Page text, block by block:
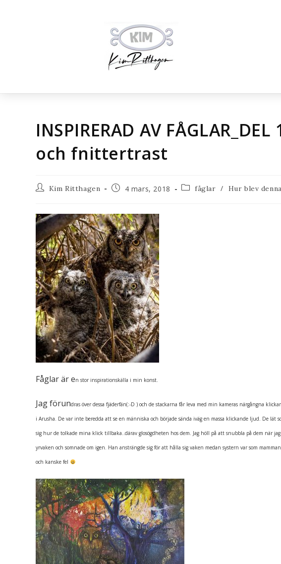
INSPIRERAD AV
och fnittertrast
Kim Ritthagen 4 mars, 2018 fåglar / Hur blev
Fåglar är en stor inspirationskälla i min konst.
Jag förundras över dessa fjäderfän(:-D ) och de stackarna får leva med min kameras närgångna
i Arusha. De var inte beredda att se en människa och började sända iväg en massa klickande ljud. De
sig hur de tolkade mina klick tillbaka..därav glosögdheten hos dem. Jag höll på att snubbla på dem när
yrvaken och somnade om igen. Han ansträngde sig för att hålla sig vaken medan systern var som
och kanske fel